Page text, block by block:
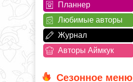
Планнер
Любимые авторы
Журнал
Авторы Аймкук
Сезонное меню